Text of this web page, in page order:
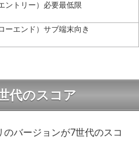
エントリー）必要最低限
ローエンド）サブ端末向き
代のスコア
バージョンが7世代のスコ